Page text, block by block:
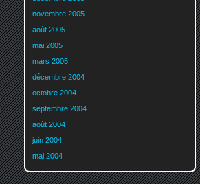
novembre 2005
août 2005
mai 2005
mars 2005
décembre 2004
octobre 2004
septembre 2004
août 2004
juin 2004
mai 2004